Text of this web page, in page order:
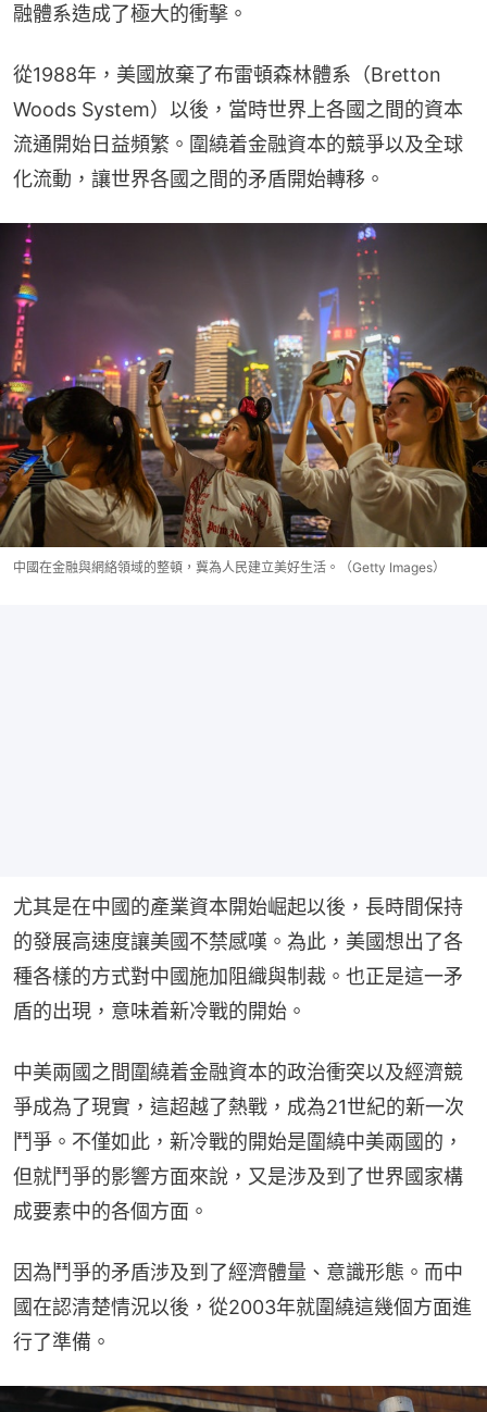
融體系造成了極大的衝擊。
從1988年，美國放棄了布雷頓森林體系（Bretton
Woods System）以後，當時世界上各國之間的資本
流通開始日益頻繁。圍繞着金融資本的競爭以及全球
化流動，讓世界各國之間的矛盾開始轉移。
中國在金融與網絡領域的整頓，冀為人民建立美好生活。（Getty Images）
尤其是在中國的產業資本開始崛起以後，長時間保持
的發展高速度讓美國不禁感嘆。為此，美國想出了各
種各樣的方式對中國施加阻織與制裁。也正是這一矛
盾的出現，意味着新冷戰的開始。
中美兩國之間圍繞着金融資本的政治衝突以及經濟競
爭成為了現實，這超越了熱戰，成為21世紀的新一次
鬥爭。不僅如此，新冷戰的開始是圍繞中美兩國的，
但就鬥爭的影響方面來說，又是涉及到了世界國家構
成要素中的各個方面。
因為鬥爭的矛盾涉及到了經濟體量、意識形態。而中
國在認清楚情況以後，從2003年就圍繞這幾個方面進
行了準備。